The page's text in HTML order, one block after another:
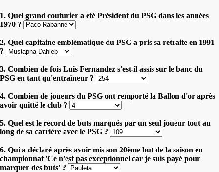
1. Quel grand couturier a été Président du PSG dans les années
1970 ?
2. Quel capitaine emblématique du PSG a pris sa retraite en 1991
?
3. Combien de fois Luis Fernandez s'est-il assis sur le banc du
PSG en tant qu'entraîneur ?
4. Combien de joueurs du PSG ont remporté la Ballon d'or après
avoir quitté le club ?
5. Quel est le record de buts marqués par un seul joueur tout au
long de sa carrière avec le PSG ?
6. Qui a déclaré après avoir mis son 20ème but de la saison en
championnat 'Ce n'est pas exceptionnel car je suis payé pour
marquer des buts' ?